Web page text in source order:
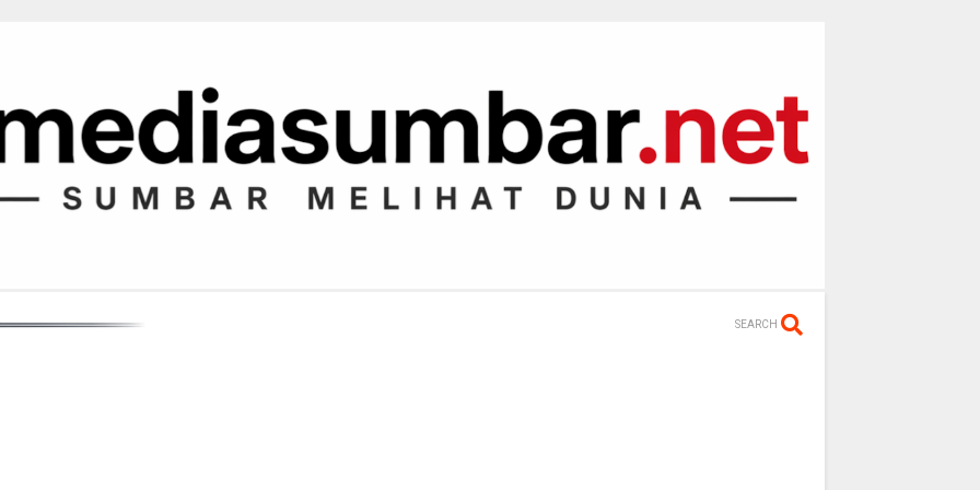
SEARCH